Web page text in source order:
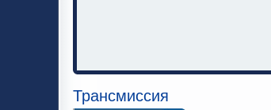
Трансмиссия